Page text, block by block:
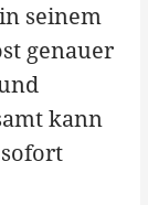
seinem
genauer
kann